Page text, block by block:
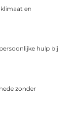
en
hulp bij
zonder